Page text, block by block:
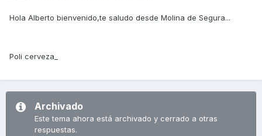
Hola Alberto bienvenido,te saludo desde Molina de Segura...
Poli cerveza_
Archivado
Este tema ahora está archivado y cerrado a otras
respuestas.